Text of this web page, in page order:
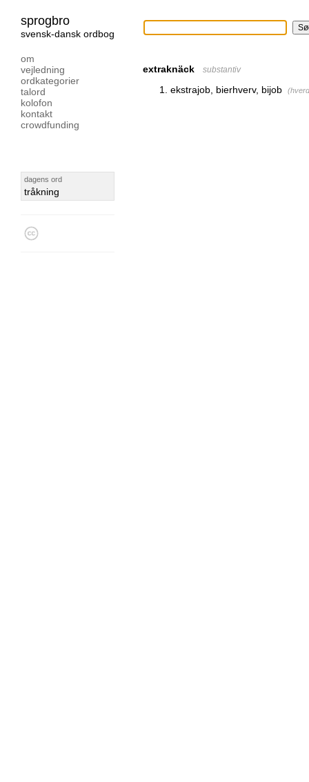
sprogbro
svensk-dansk ordbog
om
vejledning
ordkategorier
talord
kolofon
kontakt
crowdfunding
dagens ord
tråkning
extraknäck substantiv
ekstrajob, bierhverv, bijob (